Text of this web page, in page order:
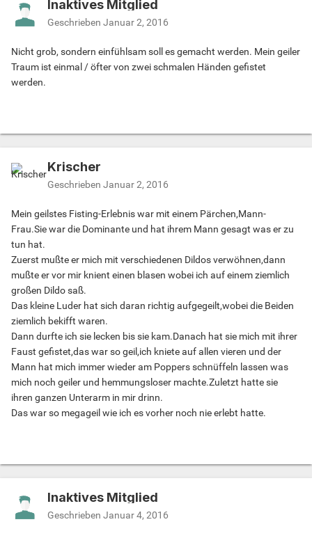
Inaktives Mitglied
Geschrieben Januar 2, 2016
Nicht grob, sondern einfühlsam soll es gemacht werden. Mein geiler
Traum ist einmal / öfter von zwei schmalen Händen gefistet
werden.
Krischer
Geschrieben Januar 2, 2016
Mein geilstes Fisting-Erlebnis war mit einem Pärchen,Mann-
Frau.Sie war die Dominante und hat ihrem Mann gesagt was er zu
tun hat.
Zuerst mußte er mich mit verschiedenen Dildos verwöhnen,dann
mußte er vor mir knient einen blasen wobei ich auf einem ziemlich
großen Dildo saß.
Das kleine Luder hat sich daran richtig aufgegeilt,wobei die Beiden
ziemlich bekifft waren.
Dann durfte ich sie lecken bis sie kam.Danach hat sie mich mit ihrer
Faust gefistet,das war so geil,ich kniete auf allen vieren und der
Mann hat mich immer wieder am Poppers schnüffeln lassen was
mich noch geiler und hemmungsloser machte.Zuletzt hatte sie
ihren ganzen Unterarm in mir drinn.
Das war so megageil wie ich es vorher noch nie erlebt hatte.
Inaktives Mitglied
Geschrieben Januar 4, 2016